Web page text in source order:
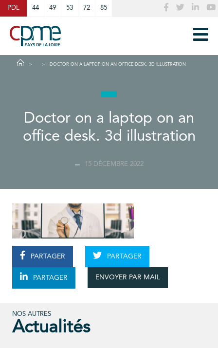
PDL 44 49 53 72 85
DOCTOR ON A LAPTOP ON AN OFFICE DESK. 3D ILLUSTRATION
Doctor on a laptop on an
office desk. 3d illustration
15 DÉCEMBRE 2022
PARTAGER PARTAGER
PARTAGER ENVOYER PAR MAIL
NOS AUTRES
Actualités
Cookies management panel